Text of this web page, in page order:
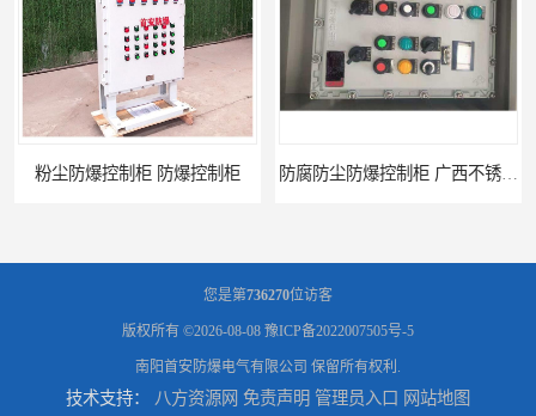
防爆控制柜 防爆控制柜 防腐防尘防爆控制柜 广西不锈钢防爆柜
您是第736270位访客
版权所有 ©2026-08-08 豫ICP备2022007505号-5
南阳首安防爆电气有限公司 保留所有权利.
技术支持： 八方资源网 免责声明 管理员入口 网站地图